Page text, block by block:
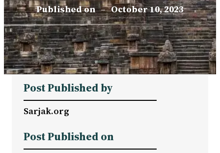
Published on – October 10, 2023
Post Published by
Sarjak.org
Post Published on